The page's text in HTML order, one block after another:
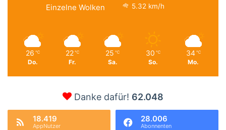
Einzelne Wolken
5.32 km/h
26 ℃
Do.
22 ℃
Fr.
25 ℃
Sa.
30 ℃
So.
34 ℃
Mo.
Danke dafür! 62.048
18.419
AppNutzer
28.006
Abonnenten